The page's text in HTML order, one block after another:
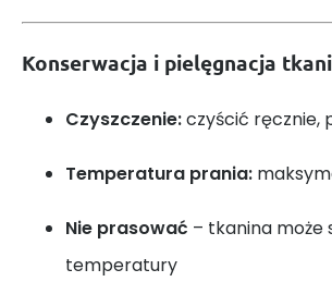
Konserwacja i pielęgnacja
Czyszczenie:czyścić ręcznie,
Temperatura prania:
Nie prasować – tkanina może
temperatury